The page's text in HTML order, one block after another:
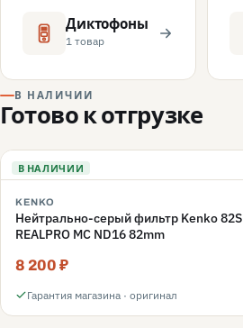
Диктофоны
1 товар
В НАЛИЧИИ
Готово к отгрузке
В НАЛИЧИИ
KENKO
Нейтрально-серый фильтр Kenko 82S
REALPRO MC ND16 82mm
8 200 ₽
Гарантия магазина · оригинал